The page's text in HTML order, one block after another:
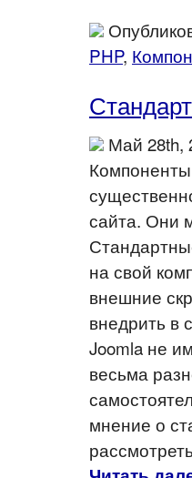
PHP,
Май 28th,
сайта. Они
на свой
внешние
внедрить в
Joomla не
весьма
мнение о